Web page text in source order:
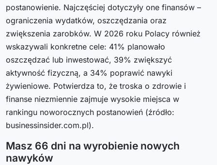
postanowienie. Najczęściej dotyczyły one finansów –
ograniczenia wydatków, oszczędzania oraz
zwiększenia zarobków. W 2026 roku Polacy również
wskazywali konkretne cele: 41% planowało
oszczędzać lub inwestować, 39% zwiększyć
aktywność fizyczną, a 34% poprawić nawyki
żywieniowe. Potwierdza to, że troska o zdrowie i
finanse niezmiennie zajmuje wysokie miejsca w
rankingu noworocznych postanowień (źródło:
businessinsider.com.pl).
Masz 66 dni na wyrobienie nowych
nawyków